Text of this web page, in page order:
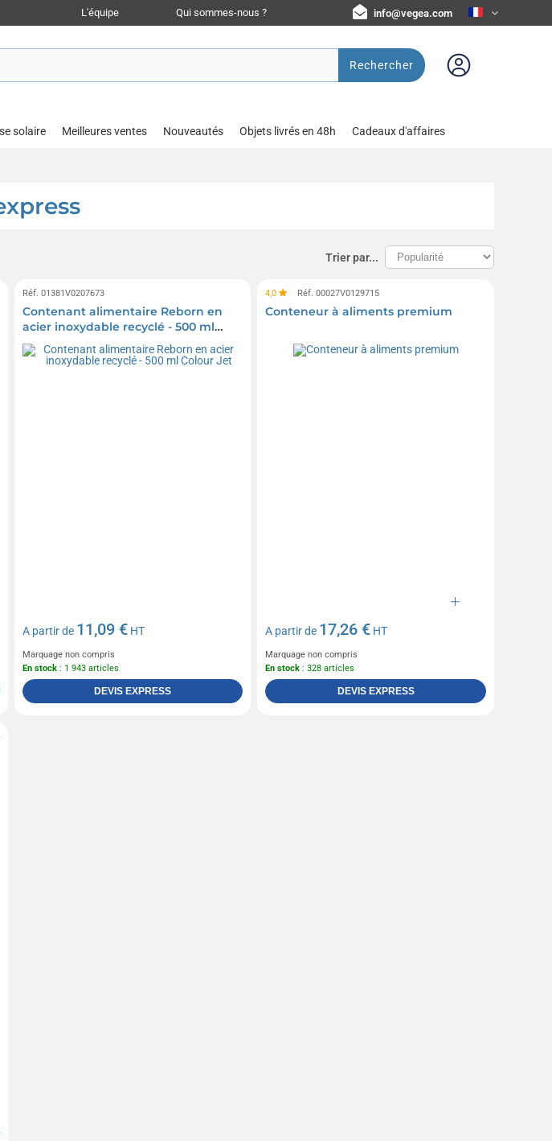
L'équipe Qui sommes-nous ? info@vegea.com
Rechercher
solaire Meilleures ventes Nouveautés Objets livrés en 48h Cadeaux d'affaires
Trier par...
Réf. 01381V0207673
Contenant alimentaire Reborn en
acier inoxydable recyclé - 500 ml
Colour Jet
A partir de 11,09 €HT
Marquage non compris
En stock: 1 943 articles
DEVIS EXPRESS
4,0 Réf. 00027V0129715
Conteneur à aliments premium
A partir de 17,26 € HT
Marquage non compris
En stock : 328 articles
DEVIS EXPRESS